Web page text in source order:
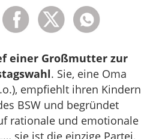
einer Großmutter zur
. Sie, eine Oma
empfiehlt ihren Kindern
BSW und begründet
rationale und emotionale
sie ist die einzige Partei,